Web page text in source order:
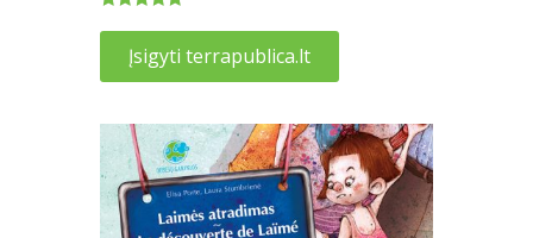
5.00
Įsigyti terrapublica.lt